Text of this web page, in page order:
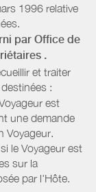
1996 relative
par Office de
.
et traiter
:
est
une demande
Voyageur.
le Voyageur est
sur la
par l'Hôte.